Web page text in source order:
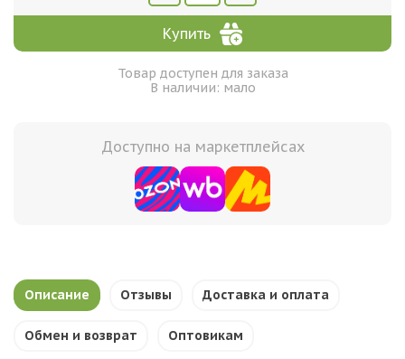
Купить
Товар доступен для заказа
В наличии: мало
Доступно на маркетплейсах
Описание Отзывы Доставка и оплата
Обмен и возврат Оптовикам